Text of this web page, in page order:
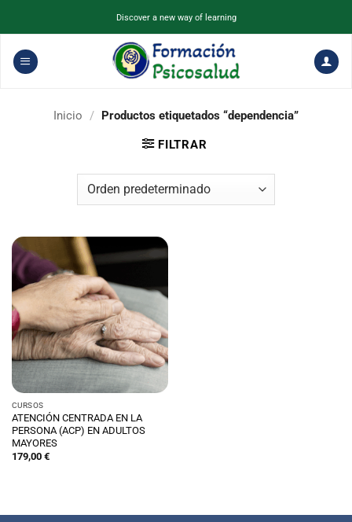
contenido
Discover a new way of learning
Inicio / Productos etiquetados “dependencia”
FILTRAR
CURSOS
ATENCIÓN CENTRADA EN LA
PERSONA (ACP) EN ADULTOS
MAYORES
179,00 €